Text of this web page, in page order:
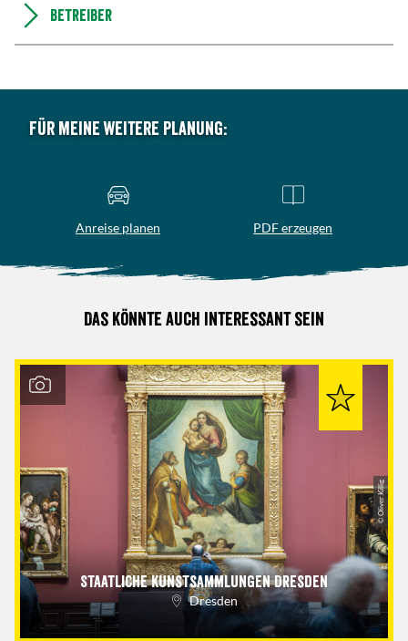
Betreiber
Für meine weitere Planung:
Anreise planen PDF erzeugen
Das könnte auch interessant sein
Staatliche Kunstsammlungen Dresden
Dresden
© Oliver Killig